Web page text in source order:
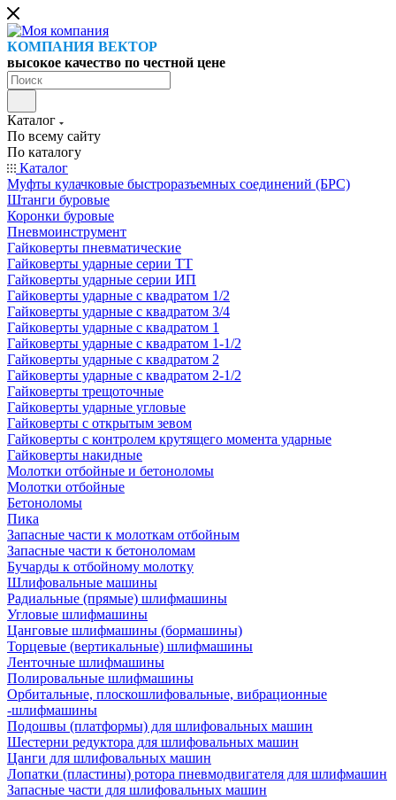
КОМПАНИЯ ВЕКТОР
высокое качество по честной цене
Каталог
По всему сайту
По каталогу
Каталог
Муфты кулачковые быстроразъемных соединений (БРС)
Штанги буровые
Коронки буровые
Пневмоинструмент
Гайковерты пневматические
Гайковерты ударные серии ТТ
Гайковерты ударные серии ИП
Гайковерты ударные с квадратом 1/2
Гайковерты ударные с квадратом 3/4
Гайковерты ударные с квадратом 1
Гайковерты ударные с квадратом 1-1/2
Гайковерты ударные с квадратом 2
Гайковерты ударные с квадратом 2-1/2
Гайковерты трещоточные
Гайковерты ударные угловые
Гайковерты с открытым зевом
Гайковерты с контролем крутящего момента ударные
Гайковерты накидные
Молотки отбойные и бетоноломы
Молотки отбойные
Бетоноломы
Пика
Запасные части к молоткам отбойным
Запасные части к бетоноломам
Бучарды к отбойному молотку
Шлифовальные машины
Радиальные (прямые) шлифмашины
Угловые шлифмашины
Цанговые шлифмашины (бормашины)
Торцевые (вертикальные) шлифмашины
Ленточные шлифмашины
Полировальные шлифмашины
Орбитальные, плоскошлифовальные, вибрационные
-шлифмашины
Подошвы (платформы) для шлифовальных машин
Шестерни редуктора для шлифовальных машин
Цанги для шлифовальных машин
Лопатки (пластины) ротора пневмодвигателя для шлифмашин
Запасные части для шлифовальных машин